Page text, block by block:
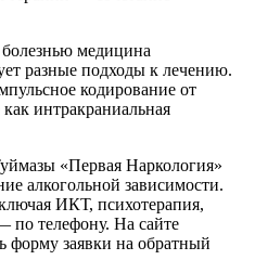
медицина
разные подходы к лечению.
кодирование от
интракраниальная
«Первая Наркология»
алкогольной зависимости.
ИКТ, психотерапия,
по телефону. На сайте
форму заявки на обратный